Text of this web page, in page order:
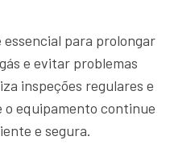
essencial para prolongar
e evitar problemas
inspeções regulares e
equipamento continue
e segura.